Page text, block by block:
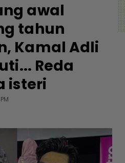
awal
tahun
Kamal Adli
Reda
isteri